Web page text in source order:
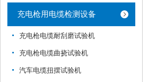
充电枪用电缆检测设备
充电枪电缆耐刮磨试验机
充电枪电缆曲挠试验机
汽车电缆扭摆试验机